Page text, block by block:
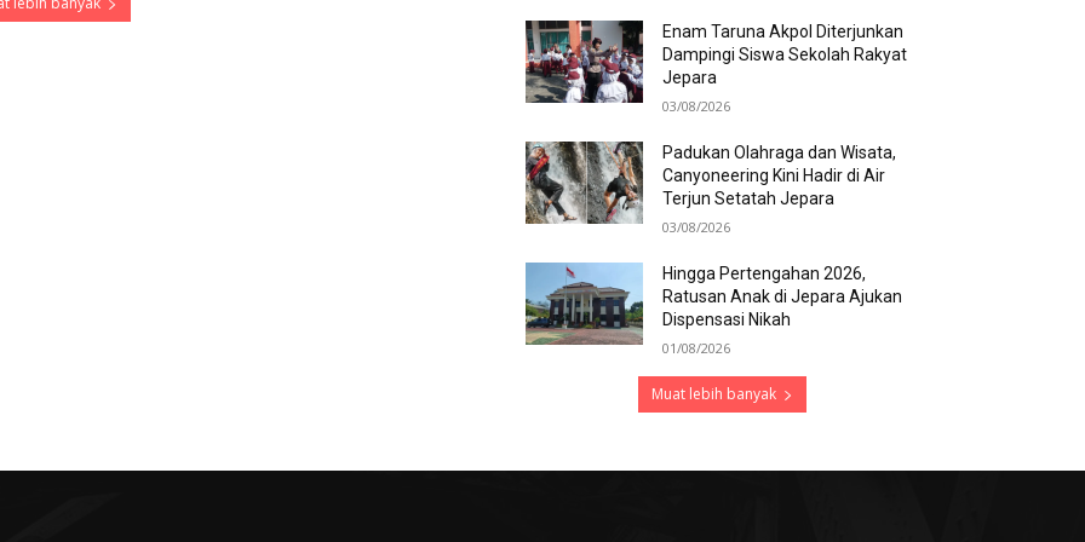
Enam Taruna Akpol Diterjunkan
Dampingi Siswa Sekolah Rakyat
Jepara
03/08/2026
Padukan Olahraga dan Wisata,
Canyoneering Kini Hadir di Air
Terjun Setatah Jepara
03/08/2026
Hingga Pertengahan 2026,
Ratusan Anak di Jepara Ajukan
Dispensasi Nikah
01/08/2026
Muat lebih banyak